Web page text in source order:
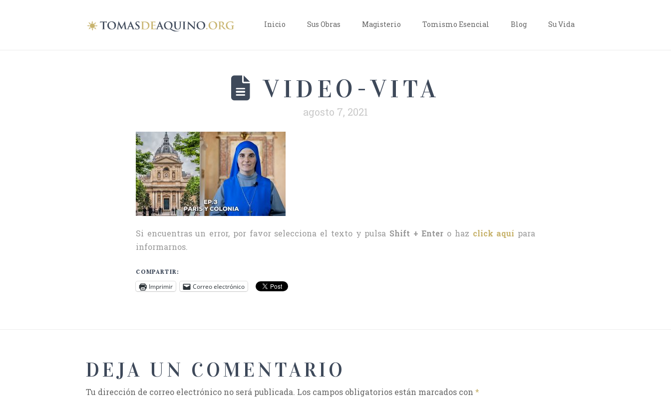
Inicio Sus Obras Magisterio Tomismo Esencial Blog Su Vida
VIDEO-VITA
agosto 7, 2021
Si encuentras un error, por favor selecciona el texto y pulsa Shift + Enter o haz click aquí para
informarnos.
COMPARTIR:
Imprimir Correo electrónico
DEJA UN COMENTARIO
Tu dirección de correo electrónico no será publicada. Los campos obligatorios están marcados con *